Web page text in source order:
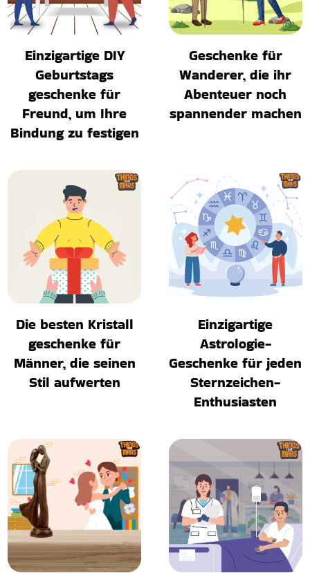
Einzigartige DIY
Geburtstags
geschenke für
Freund, um Ihre
Bindung zu festigen
Geschenke für
Wanderer, die ihr
Abenteuer noch
spannender machen
Die besten Kristall
geschenke für
Männer, die seinen
Stil aufwerten
Einzigartige
Astrologie-
Geschenke für jeden
Sternzeichen-
Enthusiasten